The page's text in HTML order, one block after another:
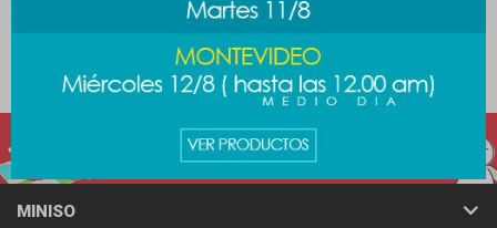
249
MINISO